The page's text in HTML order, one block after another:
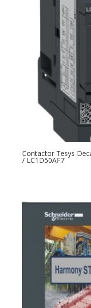
Contactor Tesys
/ LC1D50AF7